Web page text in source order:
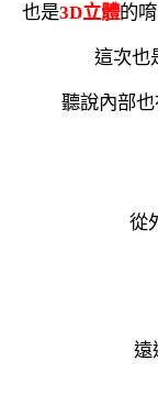
也是3D立體的
這次也
聽說內部
從
遠